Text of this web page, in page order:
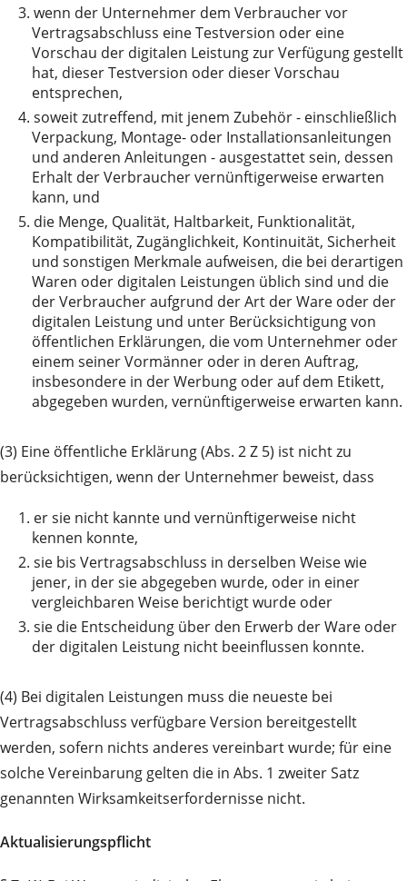
3. wenn der Unternehmer dem Verbraucher vor
Vertragsabschluss eine Testversion oder eine
Vorschau der digitalen Leistung zur Verfügung gestellt
hat, dieser Testversion oder dieser Vorschau
entsprechen,
4. soweit zutreffend, mit jenem Zubehör - einschließlich
Verpackung, Montage- oder Installationsanleitungen
und anderen Anleitungen - ausgestattet sein, dessen
Erhalt der Verbraucher vernünftigerweise erwarten
kann, und
5. die Menge, Qualität, Haltbarkeit, Funktionalität,
Kompatibilität, Zugänglichkeit, Kontinuität, Sicherheit
und sonstigen Merkmale aufweisen, die bei derartigen
Waren oder digitalen Leistungen üblich sind und die
der Verbraucher aufgrund der Art der Ware oder der
digitalen Leistung und unter Berücksichtigung von
öffentlichen Erklärungen, die vom Unternehmer oder
einem seiner Vormänner oder in deren Auftrag,
insbesondere in der Werbung oder auf dem Etikett,
abgegeben wurden, vernünftigerweise erwarten kann.
(3) Eine öffentliche Erklärung (Abs. 2 Z 5) ist nicht zu
berücksichtigen, wenn der Unternehmer beweist, dass
1. er sie nicht kannte und vernünftigerweise nicht
kennen konnte,
2. sie bis Vertragsabschluss in derselben Weise wie
jener, in der sie abgegeben wurde, oder in einer
vergleichbaren Weise berichtigt wurde oder
3. sie die Entscheidung über den Erwerb der Ware oder
der digitalen Leistung nicht beeinflussen konnte.
(4) Bei digitalen Leistungen muss die neueste bei
Vertragsabschluss verfügbare Version bereitgestellt
werden, sofern nichts anderes vereinbart wurde; für eine
solche Vereinbarung gelten die in Abs. 1 zweiter Satz
genannten Wirksamkeitserfordernisse nicht.
Aktualisierungspflicht